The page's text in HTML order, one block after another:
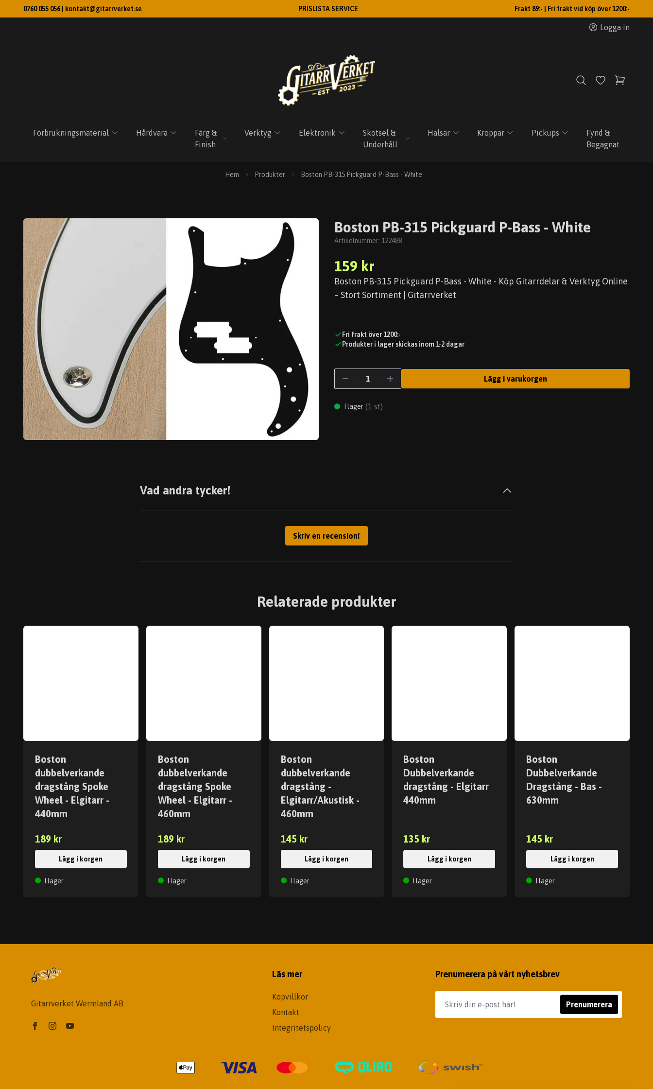
0760 055 056 | kontakt@gitarrverket.se PRISLISTA SERVICE Frakt 89:- | Fri frakt vid köp över 1200:-
Logga in
Förbrukningsmaterial Hårdvara
Färg &
Finish
Verktyg Elektronik
Skötsel &
Underhåll
Halsar Kroppar Pickups
Fynd &
Begagnat
Hem Produkter Boston PB-315 Pickguard P-Bass - White
Boston PB-315 Pickguard P-Bass - White
Artikelnummer: 122488
159 kr
Boston PB-315 Pickguard P-Bass - White - Köp Gitarrdelar & Verktyg Online
– Stort Sortiment | Gitarrverket
Fri frakt över 1200:-
Produkter i lager skickas inom 1-2 dagar
Lägg i varukorgen
I lager (1 st)
Vad andra tycker!
Skriv en recension!
Relaterade produkter
Boston
dubbelverkande
dragstång Spoke
Wheel - Elgitarr -
440mm
189 kr
Lägg i korgen
I lager
Boston
dubbelverkande
dragstång Spoke
Wheel - Elgitarr -
460mm
189 kr
Lägg i korgen
I lager
Boston
dubbelverkande
dragstång -
Elgitarr/Akustisk -
460mm
145 kr
Lägg i korgen
I lager
Boston
Dubbelverkande
dragstång - Elgitarr
440mm
135 kr
Lägg i korgen
I lager
Boston
Dubbelverkande
Dragstång - Bas -
630mm
145 kr
Lägg i korgen
I lager
Gitarrverket Wermland AB
Läs mer
Köpvillkor
Kontakt
Integritetspolicy
Prenumerera på vårt nyhetsbrev
Prenumerera